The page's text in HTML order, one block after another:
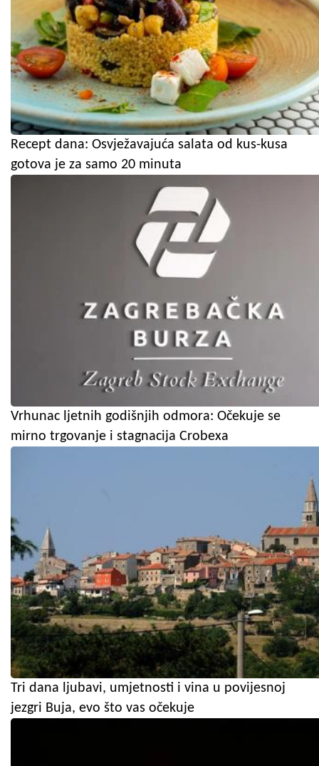
Recept dana: Osvježavajuća salata od kus-kusa
gotova je za samo 20 minuta
Vrhunac ljetnih godišnjih odmora: Očekuje se
mirno trgovanje i stagnacija Crobexa
Tri dana ljubavi, umjetnosti i vina u povijesnoj
jezgri Buja, evo što vas očekuje